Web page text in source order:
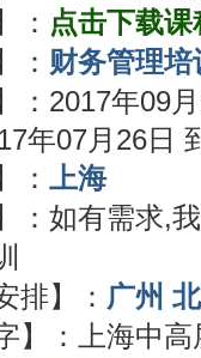
： 点击下载
： 财务管理培
： 2017年09
年07月26日
： 上海
： 如有需求,
排】： 广州
】：
上海中